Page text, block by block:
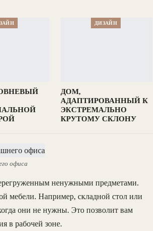
ДИЗАЙН
ДОМ,
АДАПТИРОВАННЫЙ К
ЭКСТРЕМАЛЬНО
КРУТОМУ СКЛОНУ
офиса
ненужными предметами.
мебели. Например, складной стол или
они не нужны. Это позволит вам
в рабочей зоне.